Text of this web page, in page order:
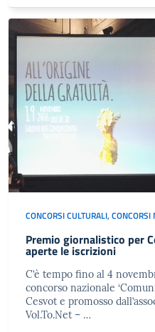
CONCORSI CULTURALI, CONCORSI
Premio giornalistico per
aperte le iscrizioni
C’è tempo fino al 4
concorso nazionale
Cesvot e promosso
Vol.To.Net – …